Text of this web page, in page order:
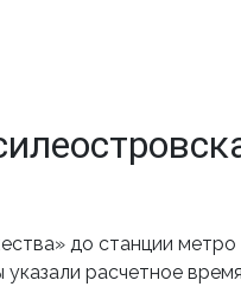
до станции метро
расчетное